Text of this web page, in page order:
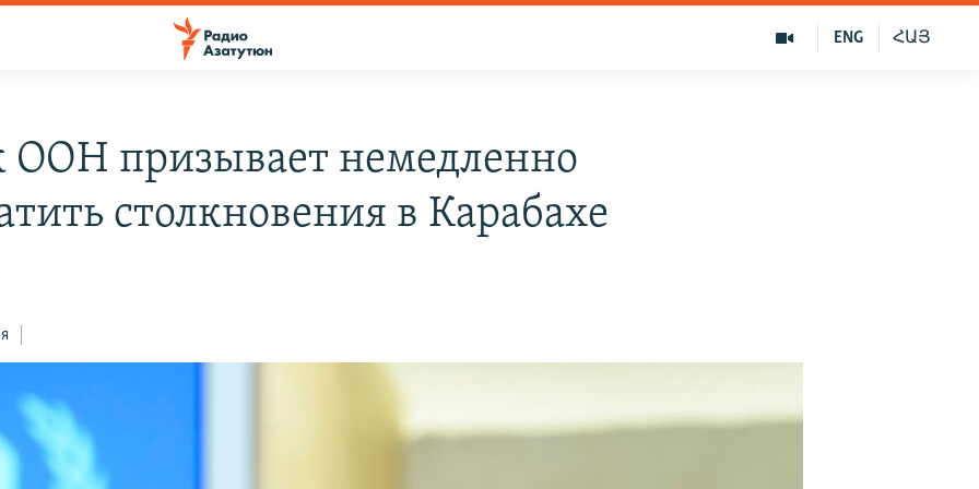
ՀԱՅ
ENG
ООН призывает немедленно
столкновения в Карабахе